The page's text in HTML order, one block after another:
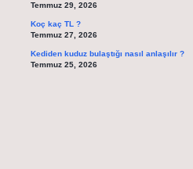
Temmuz 29, 2026
Koç kaç TL ?
Temmuz 27, 2026
Kediden kuduz bulaştığı nasıl anlaşılır ?
Temmuz 25, 2026